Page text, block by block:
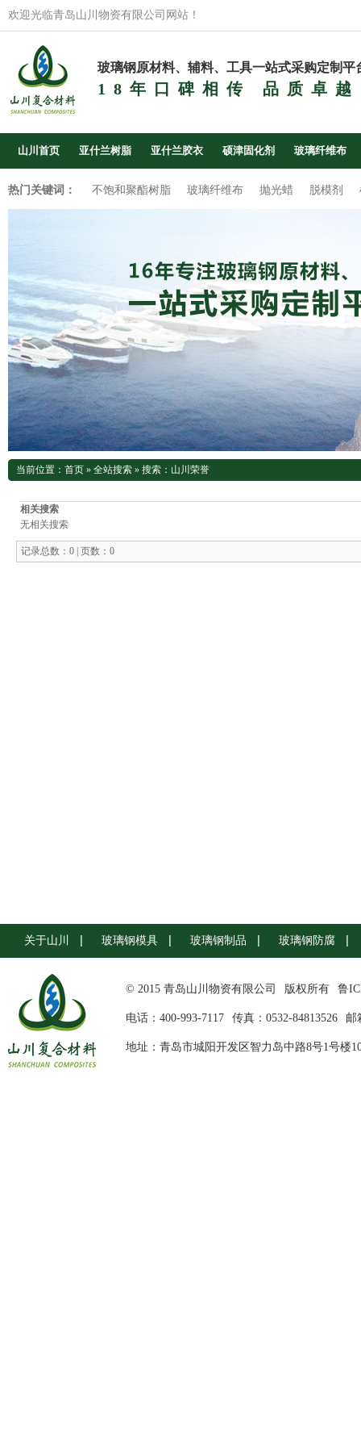
欢迎光临青岛山川物资有限公司网站！
玻璃钢原材料、辅料、工具一站式采购定制平
18年口碑相传 品质卓越
山川首页 亚什兰树脂 亚什兰胶衣 硕津固化剂 玻璃纤维布
热门关键词： 不饱和聚酯树脂 玻璃纤维布 抛光蜡 脱模剂
当前位置： 首页 » 全站搜索 » 搜索：山川荣誉
相关搜索
无相关搜索
记录总数：0 | 页数：0
关于山川 玻璃钢模具 玻璃钢制品 玻璃钢防腐
© 2015 青岛山川物资有限公司 版权所有 鲁
电话：400-993-7117 传真：0532-84813526 邮
地址：青岛市城阳开发区智力岛中路8号1号楼